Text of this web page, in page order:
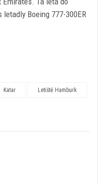
letadly Boeing 777-300ER
Katar Letiště Hamburk